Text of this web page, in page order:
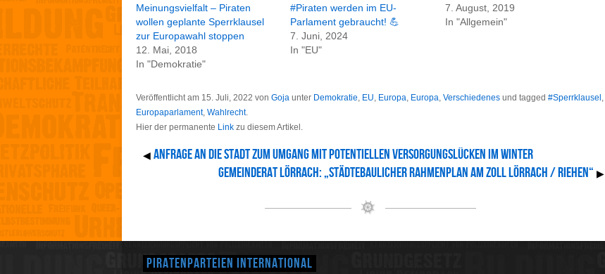
Meinungsvielfalt – Piraten
wollen geplante Sperrklausel
zur Europawahl stoppen
12. Mai, 2018
In "Demokratie"
#Piraten werden im EU-
Parlament gebraucht! 💪
7. Juni, 2024
In "EU"
7. August, 2019
In "Allgemein"
Veröffentlicht am 15. Juli, 2022 von Goja unter Demokratie, EU, Europa, Europa, Verschiedenes und tagged #Sperrklausel,
Europaparlament, Wahlrecht.
Hier der permanente Link zu diesem Artikel.
◀ Anfrage an die Stadt zum Umgang mit potentiellen Versorgungslücken im Winter
Gemeinderat Lörrach: „Städtebaulicher Rahmenplan Am Zoll Lörrach / Riehen“ ▶
Piratenparteien International